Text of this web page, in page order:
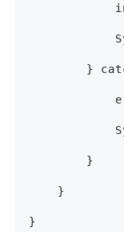
}
        }
    }
}